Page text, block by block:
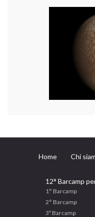
Home Chi
12° Barcamp
1° Barcamp
2° Barcamp
3º Barcamp